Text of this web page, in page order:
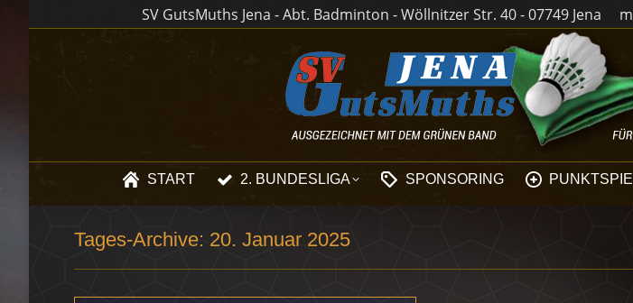
SV GutsMuths Jena - Abt. Badminton - Wöllnitzer Str. 40 - 07749 Jena
START 2. BUNDESLIGA SPONSORING
Tages-Archive: 20. Januar 2025